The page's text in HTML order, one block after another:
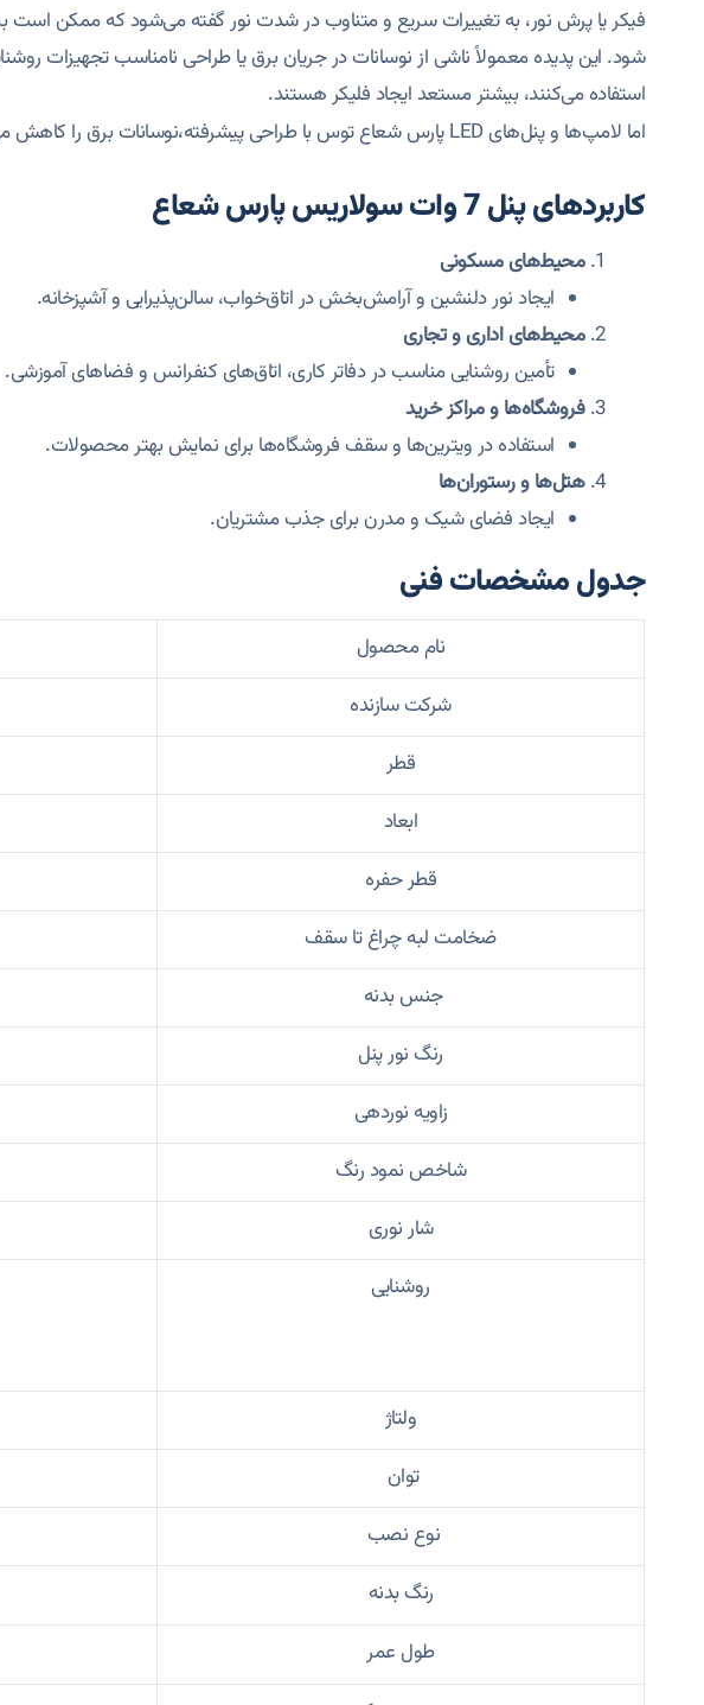
فیکر یا پرش نور، به تغییرات سریع و متناوب در شدت نور گفته می‌شود که ممکن
شود. این پدیده معمولاً ناشی از نوسانات در جریان برق یا طراحی نامناسب تجهیزات
استفاده می‌کنند، بیشتر مستعد ایجاد فلیکر هستند.
اما لامپ‌ها و پنل‌های LED پارس شعاع توس با طراحی پیشرفته،نوسانات برق را کاهش می‌دهند و این مشکل حل شده است.
کاربردهای پنل 7 وات سولاریس پارس شعاع
محیط‌های مسکونی
ایجاد نور دلنشین و آرامش‌بخش در اتاق‌خواب، سالن‌پذیرایی و آشپزخانه.
محیط‌های اداری و تجاری
تأمین روشنایی مناسب در دفاتر کاری، اتاق‌های کنفرانس و فضاهای آموزشی.
فروشگاه‌ها و مراکز خرید
استفاده در ویترین‌ها و سقف فروشگاه‌ها برای نمایش بهتر محصولات.
هتل‌ها و رستوران‌ها
ایجاد فضای شیک و مدرن برای جذب مشتریان.
جدول مشخصات فنی
نام محصول
شرکت سازنده
قطر
ابعاد
قطر حفره
ضخامت لبه چراغ تا سقف
جنس بدنه
رنگ نور پنل
زاویه نوردهی
شاخص نمود رنگ
شار نوری
روشنایی
ولتاژ
توان
نوع نصب
رنگ بدنه
طول عمر